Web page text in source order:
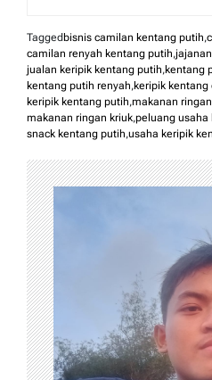
Tagged bisnis camilan kentang putih,
camilan renyah kentang putih,
jualan keripik kentang putih,kentang
kentang putih renyah,keripik kentang
keripik kentang putih,makanan
makanan ringan kriuk,peluang usaha
snack kentang putih,usaha keripik